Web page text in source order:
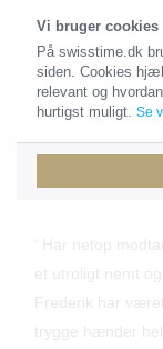
Emil
Har netop
et utroligt nemt
Frederik har
trygge hænder
Vi bruger cookies
På swisstime.dk
siden. Cookies
relevant og
hurtigst muligt. Se